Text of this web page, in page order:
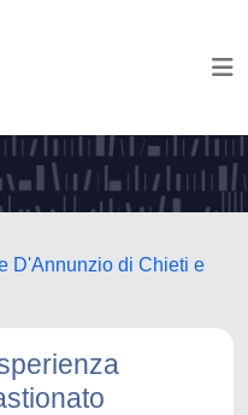
D'Annunzio di Chieti e